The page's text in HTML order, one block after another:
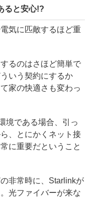
ると安心!?
気に匹敵するほど重
るのはさほど簡単で
いう契約にするか
家の快適さも変わっ
境である場合、引っ
、とにかくネット接
に重要だということ
非常時に、Starlinkが
光ファイバーが来な